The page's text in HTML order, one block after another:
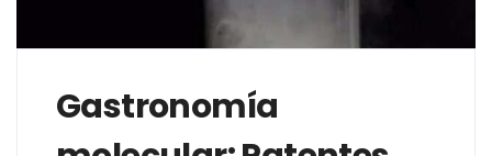
Gastronomía